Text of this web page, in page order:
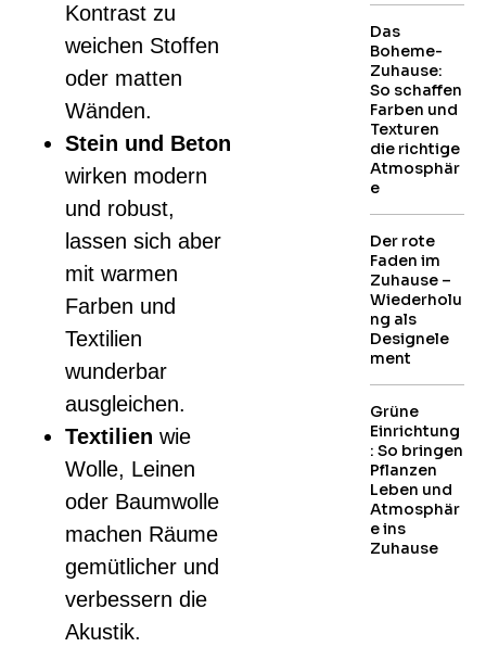
Kontrast zu
weichen Stoffen
oder matten
Wänden.
Stein und Beton
wirken modern
und robust,
lassen sich aber
mit warmen
Farben und
Textilien
wunderbar
ausgleichen.
Textilien wie
Wolle, Leinen
oder Baumwolle
machen Räume
gemütlicher und
verbessern die
Akustik.
Das
Boheme-
Zuhause:
So schaffen
Farben und
Texturen
die richtige
Atmosphär
e
Der rote
Faden im
Zuhause –
Wiederholu
ng als
Designele
ment
Grüne
Einrichtung
: So bringen
Pflanzen
Leben und
Atmosphär
e ins
Zuhause